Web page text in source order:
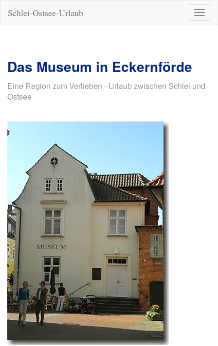
ein-/
Schlei-Ostsee-Urlaub
Das Museum in Eckernförde
Eine Region zum Verlieben - Urlaub zwischen Schlei und
Ostsee